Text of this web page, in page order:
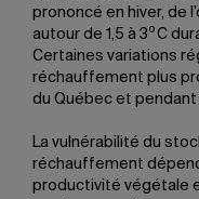
prononcé en hiver, de
autour de 1,5 à 3 o C
Certaines variations
réchauffement plus
du Québec et pendant
La vulnérabilité du
réchauffement
productivité végétale